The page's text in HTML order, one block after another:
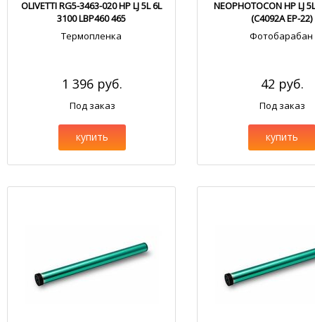
OLIVETTI RG5-3463-020 HP LJ 5L 6L
3100 LBP460 465
Термопленка
1 396 руб.
Под заказ
купить
NEOPHOTOCON HP LJ
(C4092A EP-22)
Фотобарабан
42 руб.
Под заказ
купить